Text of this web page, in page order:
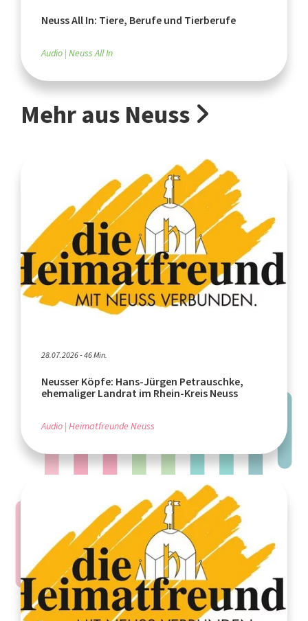
Neuss All In: Tiere, Berufe und Tierberufe
Audio Neuss All In
Mehr aus Neuss
28.07.2026 - 46 Min.
Neusser Köpfe: Hans-Jürgen Petrauschke,
ehemaliger Landrat im Rhein-Kreis Neuss
Audio Heimatfreunde Neuss